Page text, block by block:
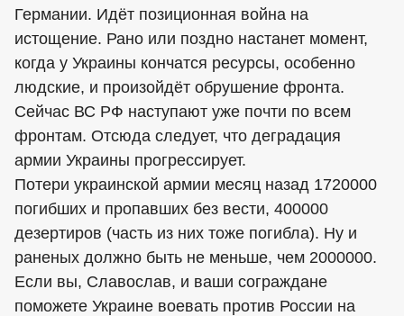
Германии. Идёт позиционная война на
истощение. Рано или поздно настанет момент,
когда у Украины кончатся ресурсы, особенно
людские, и произойдёт обрушение фронта.
Сейчас ВС РФ наступают уже почти по всем
фронтам. Отсюда следует, что деградация
армии Украины прогрессирует.
Потери украинской армии месяц назад 1720000
погибших и пропавших без вести, 400000
дезертиров (часть из них тоже погибла). Ну и
раненых должно быть не меньше, чем 2000000.
Если вы, Славослав, и ваши сограждане
поможете Украине воевать против России на